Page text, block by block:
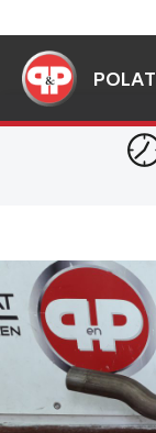
POLAT